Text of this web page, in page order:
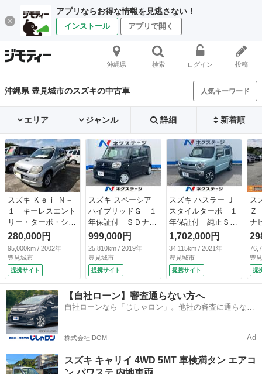
アプリならお得な情報を見逃さない！
インストール アプリで開く
沖縄県 検索 ログイン 投稿
沖縄県 豊見城市のスズキの中古車 人気キーワード
エリア ジャンル 詳細 新着順
スズキ Ｋｅｉ Ｎ－
１ キーレスエント
リー・ターボ・シル
バーＭ・５ＭＴ
（検9.11）
280,000円
95,000km / 2002年
豊見城市
提携サイト
スズキ スペーシア
ハイブリッドＧ １
年保証付 ＳＤナ
ビ 禁煙車 ドライ
ブレコーダー スマ
ートキー アイドリ
ングストップ オー
トライト オートエ
アコン ドアバイザ
ー 横滑り防止装
置 Ｂｌｕｅｔｏｏ
再生 地デジ （車
999,000円
25,810km / 2019年
豊見城市
提携サイト
スズキ ハスラー Ｊ
スタイルターボ １
年保証付 純正ＳＤ
ナビ 全周囲カメ
ラ 衝突被害軽減シ
ステム 禁煙車 ド
ラレコ コーナーセ
ンサー スマートキ
ー ＬＥＤヘッド
ＥＴＣ 純正１５イ
ンチアルミ 車線逸
1,702,000円
34,115km / 2021年
豊見城市
提携サイト
ス
ナ
ｕ
マ
ュ
Ｃ
ア
難
検
豊
提
【自社ローン】審査通らない方へ
自社ローンなら「じしゃロン」。他社の審査に通らなか
株式会社IDOM Ad
スズキ キャリイ 4WD 5MT 車検満タン エアコ